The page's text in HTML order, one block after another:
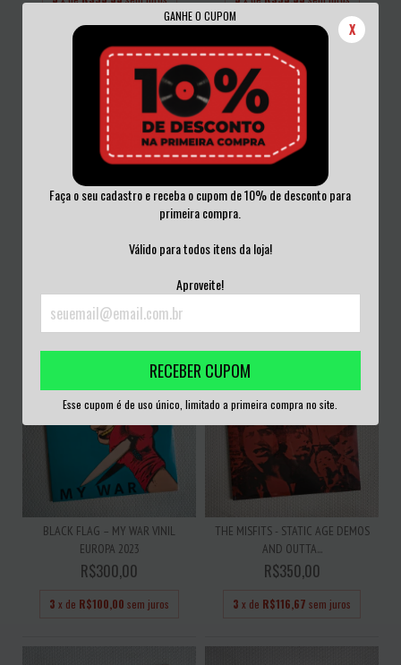
GANHE O CUPOM
X
Faça o seu cadastro e receba o cupom de 10% de desconto para
primeira compra.
Válido para todos itens da loja!
Aproveite!
RECEBER CUPOM
Esse cupom é de uso único, limitado a primeira compra no site.
100% TWO FIN...
BLACK FLAG – MY WAR VINIL
EUROPA 2023
R$300,00
3 x de R$100,00 sem juros
THE MISFITS - STATIC AGE DEMOS
AND OUTTA...
R$350,00
3 x de R$116,67 sem juros